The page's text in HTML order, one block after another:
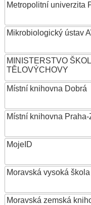
Metropolitní univerzita
Mikrobiologický ústav
MINISTERSTVO
TĚLOVÝCHOVY
Místní knihovna Dobrá
Místní knihovna
MojeID
Moravská vysoká
Moravská zemská